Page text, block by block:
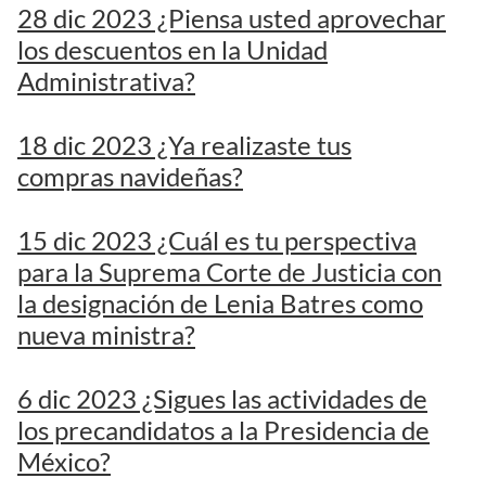
28 dic 2023 ¿Piensa usted aprovechar
los descuentos en la Unidad
Administrativa?
18 dic 2023 ¿Ya realizaste tus
compras navideñas?
15 dic 2023 ¿Cuál es tu perspectiva
para la Suprema Corte de Justicia con
la designación de Lenia Batres como
nueva ministra?
6 dic 2023 ¿Sigues las actividades de
los precandidatos a la Presidencia de
México?